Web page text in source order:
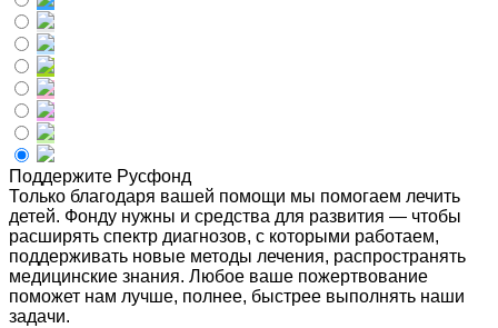
Поддержите Русфонд
Только благодаря вашей помощи мы помогаем лечить
детей. Фонду нужны и средства для развития — чтобы
расширять спектр диагнозов, с которыми работаем,
поддерживать новые методы лечения, распространять
медицинские знания. Любое ваше пожертвование
поможет нам лучше, полнее, быстрее выполнять наши
задачи.